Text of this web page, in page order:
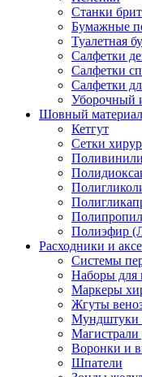
Станки
Бумажные
Туалетная
Салфетки
Салфетки
Салфетки
Уборочный
Шовный материал
Кетгут
Сетки
Полиэфир
Расходники и
Системы
Наборы для
Маркеры
Жгуты
Мундштуки
Магистрали
Воронки и
Шпатели